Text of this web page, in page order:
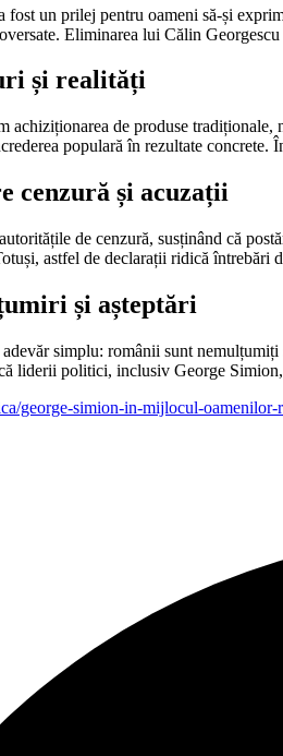
fost un prilej pentru oameni să-și
Eliminarea lui Călin
și realități
achiziționarea de produse
populară în rezultate
cenzură și acuzații
de cenzură, susținând că
astfel de declarații ridică
și așteptări
simplu: românii sunt
liderii politici, inclusiv George
george-simion-in-mijlocul-